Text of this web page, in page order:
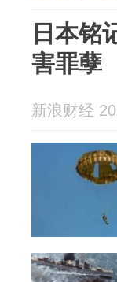
日本铭
害罪孽
新浪财经